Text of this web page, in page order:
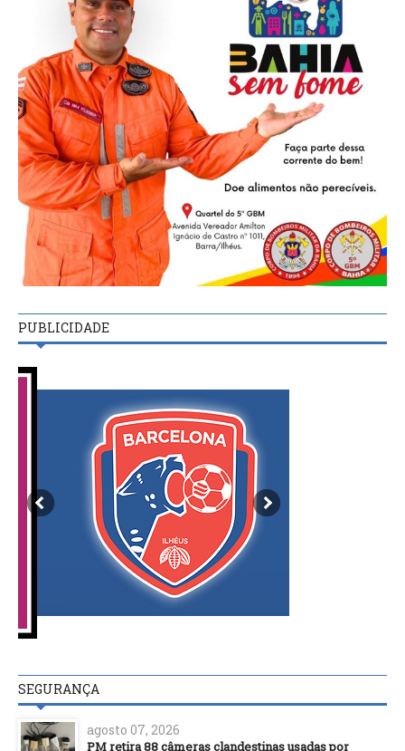
PUBLICIDADE
SEGURANÇA
agosto 07, 2026
PM retira 88 câmeras clandestinas usadas por